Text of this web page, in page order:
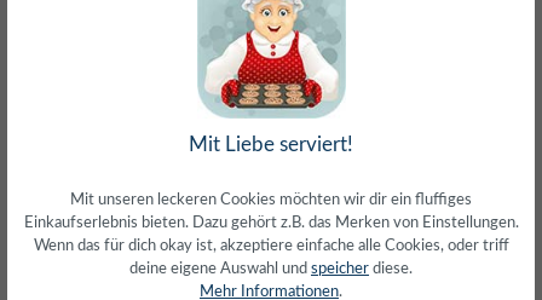
30 Tage Rückgaberecht
ohne Risiko bestellen
– Frag den Profi!
kostenlos und persönlich
Über 20+ Jahre Erfahrung
wir wissen von was wir sprechen
Mit Liebe serviert!
Mit unseren leckeren Cookies möchten wir dir ein fluffiges
Einkaufserlebnis bieten. Dazu gehört z.B. das Merken von Einstellungen.
Wenn das für dich okay ist, akzeptiere einfache alle Cookies, oder triff
deine eigene Auswahl und speicher diese.
Mehr Informationen.